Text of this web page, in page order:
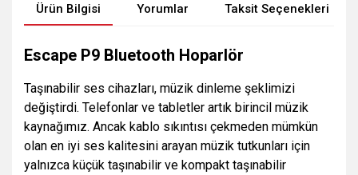
Ürün Bilgisi Yorumlar Taksit Seçenekleri
Escape P9 Bluetooth Hoparlör
Taşınabilir ses cihazları, müzik dinleme şeklimizi
değiştirdi. Telefonlar ve tabletler artık birincil müzik
kaynağımız. Ancak kablo sıkıntısı çekmeden mümkün
olan en iyi ses kalitesini arayan müzik tutkunları için
yalnızca küçük taşınabilir ve kompakt taşınabilir